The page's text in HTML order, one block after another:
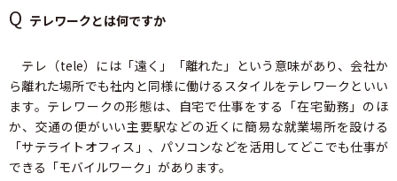
Q テレワークとは何ですか
テレ（tele）には「遠く」「離れた」という意味があり、会社か
ら離れた場所でも社内と同様に働けるスタイルをテレワークといい
ます。テレワークの形態は、自宅で仕事をする「在宅勤務」のほ
か、交通の便がいい主要駅などの近くに簡易な就業場所を設ける
「サテライトオフィス」、パソコンなどを活用してどこでも仕事が
できる「モバイルワーク」があります。